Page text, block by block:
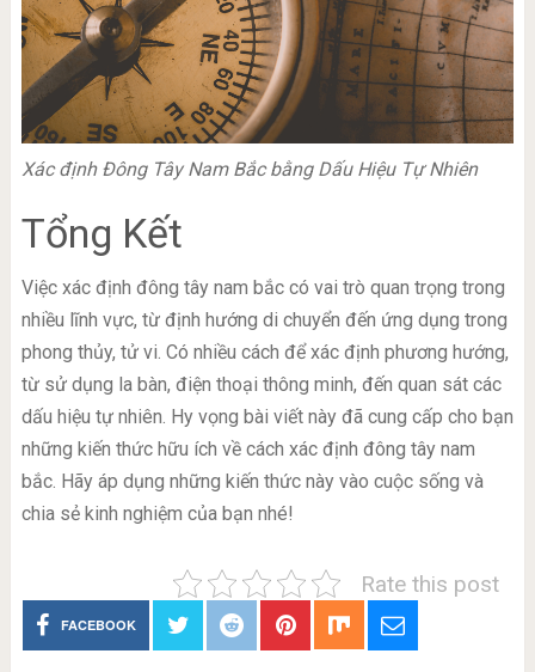
Xác định Đông Tây Nam Bắc bằng Dấu Hiệu Tự Nhiên
Tổng Kết
Việc xác định đông tây nam bắc có vai trò quan trọng trong
nhiều lĩnh vực, từ định hướng di chuyển đến ứng dụng trong
phong thủy, tử vi. Có nhiều cách để xác định phương hướng,
từ sử dụng la bàn, điện thoại thông minh, đến quan sát các
dấu hiệu tự nhiên. Hy vọng bài viết này đã cung cấp cho bạn
những kiến thức hữu ích về cách xác định đông tây nam
bắc. Hãy áp dụng những kiến thức này vào cuộc sống và
chia sẻ kinh nghiệm của bạn nhé!
Rate this post
FACEBOOK